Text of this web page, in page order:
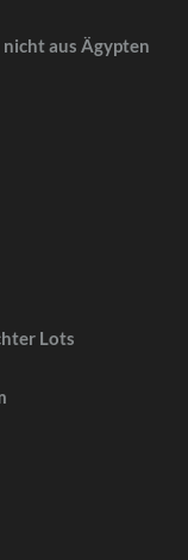
nicht aus Ägypten
Lots